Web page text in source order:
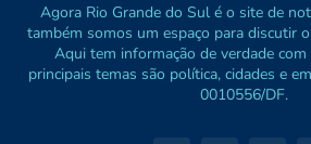
Agora Rio Grande do Sul é o site de
também somos um espaço para discutir
Aqui tem informação de verdade com
principais temas são política, cidades e
0010556/DF.